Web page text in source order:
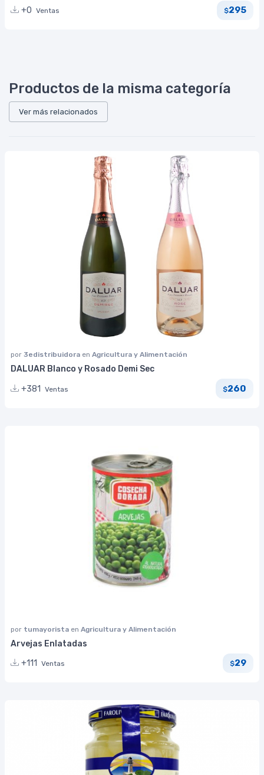
+0 Ventas $295
Productos de la misma categoría
Ver más relacionados
por 3edistribuidora en Agricultura y Alimentación
DALUAR Blanco y Rosado Demi Sec
+381
Ventas $260
por tumayorista en Agricultura y Alimentación
Arvejas Enlatadas
+111
Ventas $29